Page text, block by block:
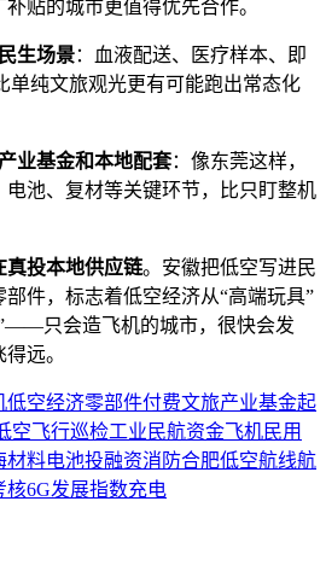
贴的城市更值得优先合作。
生场景：血液配送、医疗样本、即
单纯文旅观光更有可能跑出常态化
业基金和本地配套：像东莞这样，
电池、复材等关键环节，比只盯整机
真投本地供应链。安徽把低空写进民
件，标志着低空经济从“高端玩具”
只会造飞机的城市，很快会发
远。
低空经济零部件付费文旅产业基金起
空飞行巡检工业 民航资金飞机民用
材料电池投融资消防合肥低空航线航
核6G发展指数充电